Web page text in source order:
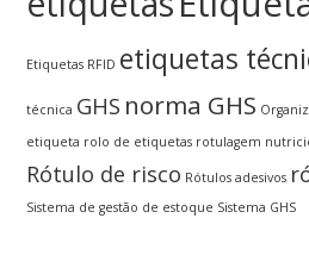
Etiquetas RFID etiquetas
técnica GHS norma GHS
etiqueta rolo de etiquetas rotulagem
Rótulo de risco Rótulos adesivos
Sistema de gestão de estoque Sistema GHS